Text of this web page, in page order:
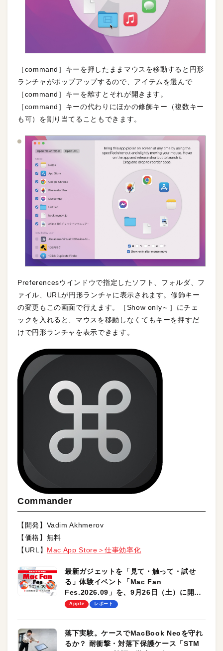
［command］キーを押したままマウスを移動すると円形
ランチャがポップアップするので、アイテムを選んで
［command］キーを離すとそれが開きます。
［command］キーの代わりにほかの修飾キー（複数キー
も可）を割り当てることもできます。
Preferencesウインドウで指定したソフト、フォルダ、フ
ァイル、URLが円形ランチャに表示されます。修飾キー
の変更もこの画面で行えます。［Show only～］にチェ
ックを入れると、マウスを移動しなくてもキーを押すだ
けで円形ランチャを表示できます。
Commander
【開発】Vadim Akhmerov
【価格】無料
【URL】 Mac App Store＞仕事効率化
最新ガジェットを「見て・触って・試せ
る」体験イベント「Mac Fan
Fes.2026.09」を、9月26日（土）に開催
します！
Apple レポート
落下実験。ケースでMacBook Neoを守れ
るか？ 耐衝撃・対落下保護ケース「STM